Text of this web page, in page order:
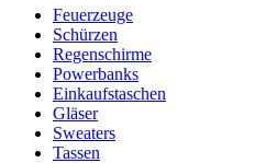
Feuerzeuge
Schürzen
Regenschirme
Powerbanks
Einkaufstaschen
Gläser
Sweaters
Tassen